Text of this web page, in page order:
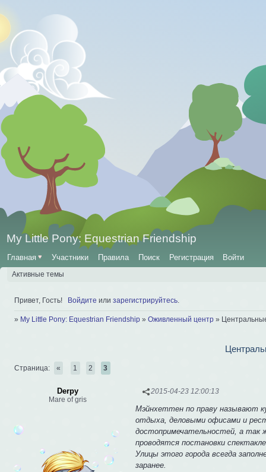
My Little Pony: Equestrian Friendship
Главная ♥ Участники Правила Поиск Регистрация Войти
Активные темы
Привет, Гость! Войдите или зарегистрируйтесь
» My Little Pony: Equestrian Friendship » Оживленный центр »
Страница: « 1 2 3
2015-04-23 12:00:13
Derpy
Mare of gris
Мэйнхеттен по праву называют
отдыха, деловыми офисами и
достопримечательностей, а так
проводятся постановки
Улицы этого города всегда
заранее.